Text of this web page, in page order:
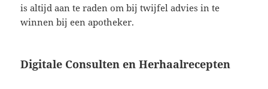
is altijd aan te raden om bij twijfel advies in te
winnen bij een apotheker.
Digitale Consulten en Herhaalrecepten